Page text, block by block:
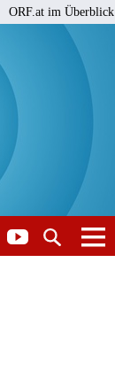
ORF.at im Überblick